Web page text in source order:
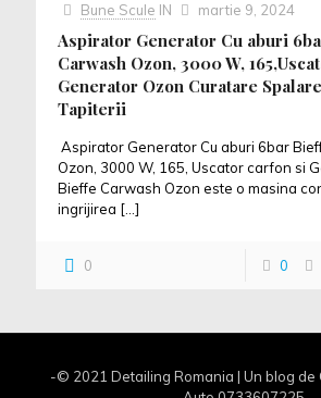
Bune Scule IN martie 9, 2024
Aspirator Generator Cu aburi
Carwash Ozon, 3000 W,
Generator Ozon Curatare
Tapiterii
Aspirator Generator Cu aburi 6bar
Ozon, 3000 W, 165, Uscator carfon si
Bieffe Carwash Ozon este o masina
ingrijirea […]
0 0
-© 2021 Detailing Romania | Un blog de